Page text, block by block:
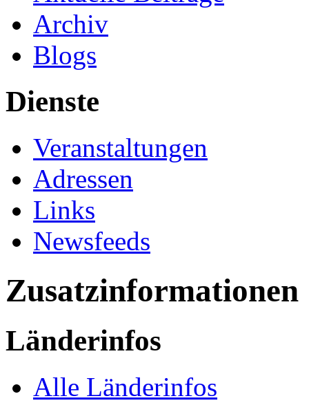
Archiv
Blogs
Dienste
Veranstaltungen
Adressen
Links
Newsfeeds
Zusatzinformationen
Länderinfos
Alle Länderinfos